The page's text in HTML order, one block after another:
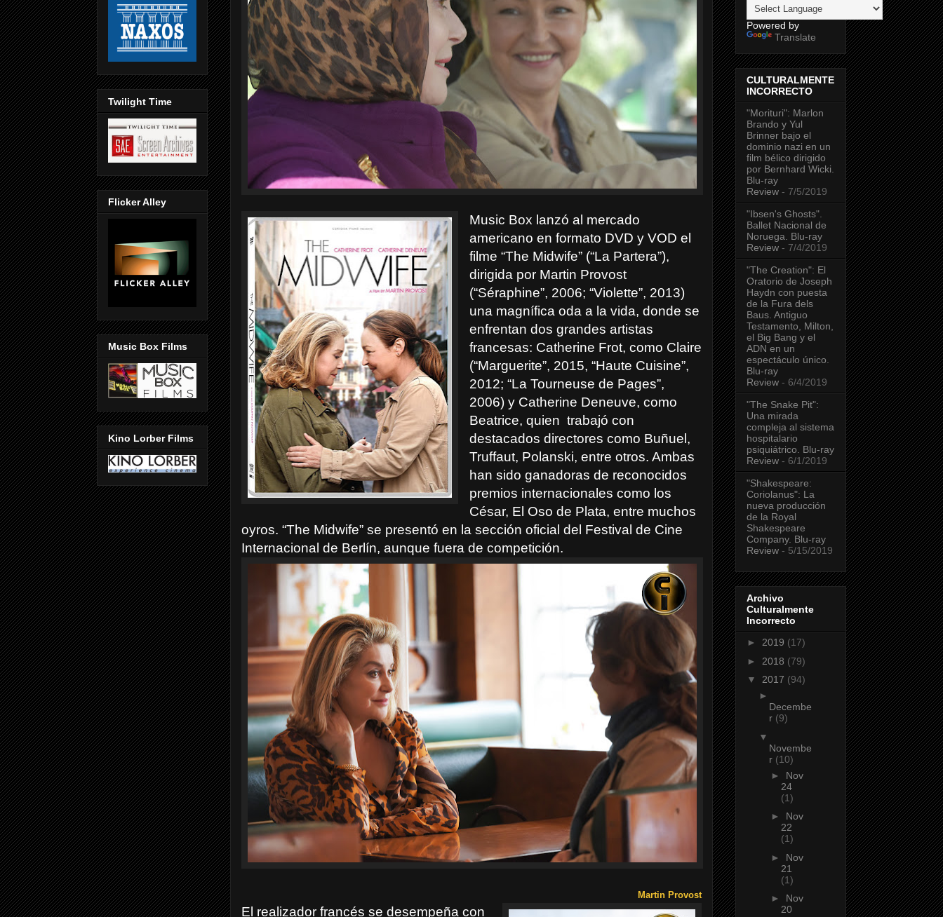
Music Box lanzó al mercado
americano en formato DVD y VOD el
filme “The Midwife” (“La Partera”),
dirigida por Martin Provost
(“Séraphine”, 2006; “Violette”, 2013)
una magnífica oda a la vida, donde se
enfrentan dos grandes artistas
francesas: Catherine Frot, como Claire
(“Marguerite”, 2015, “Haute Cuisine”,
2012; “La Tourneuse de Pages”,
2006) y Catherine Deneuve, como
Beatrice, quien trabajó con
destacados directores como Buñuel,
Truffaut, Polanski, entre otros. Ambas
han sido ganadoras de reconocidos
premios internacionales como los
César, El Oso de Plata, entre muchos
oyros. “The Midwife” se presentó en la sección oficial del Festival de Cine
Internacional de Berlín, aunque fuera de competición.
Martin Provost
El realizador francés se desempeña con
Twilight Time
Flicker Alley
Music Box Films
Kino Lorber Films
Powered by
Translate
CULTURALMENTE
INCORRECTO
"Morituri": Marlon
Brando y Yul
Brinner bajo el
dominio nazi en un
film bélico dirigido
por Bernhard Wicki.
Blu-ray
Review - 7/5/2019
"Ibsen's Ghosts".
Ballet Nacional de
Noruega. Blu-ray
Review - 7/4/2019
"The Creation": El
Oratorio de Joseph
Haydn con puesta
de la Fura dels
Baus. Antiguo
Testamento, Milton,
el Big Bang y el
ADN en un
espectáculo único.
Blu-ray
Review - 6/4/2019
"The Snake Pit":
Una mirada
compleja al sistema
hospitalario
psiquiátrico. Blu-ray
Review - 6/1/2019
"Shakespeare:
Coriolanus": La
nueva producción
de la Royal
Shakespeare
Company. Blu-ray
Review - 5/15/2019
Archivo
Culturalmente
Incorrecto
► 2019 (17)
► 2018 (79)
▼ 2017 (94)
►
Decembe
r (9)
▼
Novembe
r (10)
► Nov
24
(1)
► Nov
22
(1)
► Nov
21
(1)
► Nov
20